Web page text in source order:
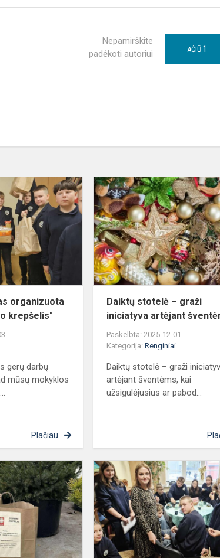
Nepamirškite
padėkoti autoriui
AČIŪ 1
Priekulės
Caritas
organizuota
akcija
,,Dosnumo
krepšelis"
organizuota
krepšelis"
gerų darbų
mūsų mokyklos
Plačiau
Daiktų stotelė – graži
iniciatyva artėjant
Paskelbta: 2025-12-01
Kategorija:Renginiai
Daiktų stotelė – graži
artėjant šventėms, kai
užsigulėjusius ar pabod...
Prie
Carito
akcijos
,,Pildyk
dosnumo
krepšelį”
jungiasi